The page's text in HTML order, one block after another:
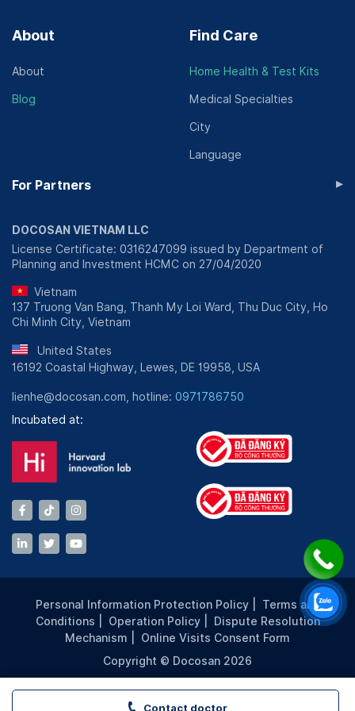
Contact doctor
Test PCR (mẫu gộp 3)
trong 24 giờ + thời gian di chuyển từ khách hàng về
See all
3,450,000 VND/ mẫu gộp 3
Test PCR (mẫu gộp 3; khẩn)
* Chạy trên hệ thống Abbott. Trả kết quả trong 5
5,100,000 VND/ mẫu gộp 3
View more
About
About
Blog
Find Care
Home Health & Test Kits
Medical Specialties
City
Language
For Partners ▸
DOCOSAN VIETNAM LLC
License Certificate: 0316247099 issued by Department of
Planning and Investment HCMC on 27/04/2020
Vietnam
137 Truong Van Bang, Thanh My Loi Ward, Thu Duc City, Ho
Chi Minh City, Vietnam
United States
16192 Coastal Highway, Lewes, DE 19958, USA
lienhe@docosan.com, hotline: 0971786750
Incubated at:
Personal Information Protection Policy
Terms and
Conditions
Operation Policy
Dispute Resolution
Mechanism
Online Visits Consent Form
Copyright © Docosan 2026